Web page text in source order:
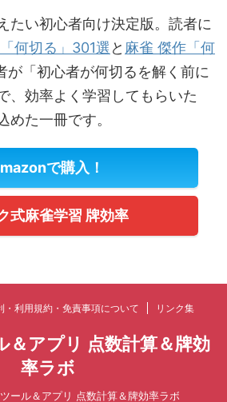
たい初心者向け決定版。読者に
何切る」301選 と 麻雀 傑作「何
が「初心者が何切るを解く前に
、効率よく学習してもらいた
めた一冊です。
で購入！
式麻雀学習 牌効率
・利用規約・免責事項について リンク集
＆アプリ 点数計算＆牌効
率ラボ
ール＆アプリ 点数計算＆牌効率ラボ